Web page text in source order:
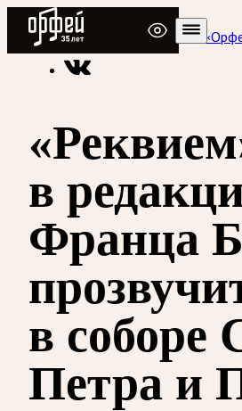
Радио Орфей
Радио классической музыки
в
Франца
в соборе
Петра и